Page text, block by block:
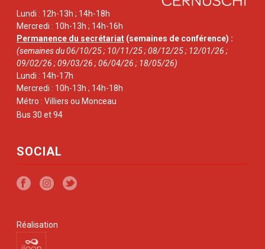
Lundi : 12h-13h ; 14h-18h
Mercredi : 10h-13h ; 14h-16h
Permanence du secrétariat (semaines de conférence) :
(semaines du 06/10/25 ; 10/11/25 ; 08/12/25 ; 12/01/26 ;
09/02/26 ; 09/03/26 ; 06/04/26 ; 18/05/26)
Lundi : 14h-17h
Mercredi : 10h-13h ; 14h-18h
Métro : Villiers ou Monceau
Bus 30 et 94
SOCIAL
Réalisation